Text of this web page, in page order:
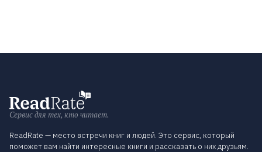
Сервис для тех, кто читает.
ReadRate — место встречи книг и людей. Это сервис, который
поможет вам найти интересные книги и рассказать о них друзьям.